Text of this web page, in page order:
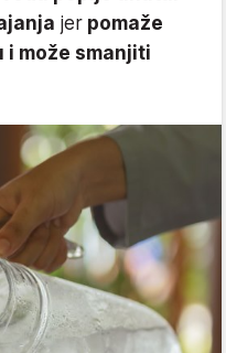
jer pomaže
i može smanjiti